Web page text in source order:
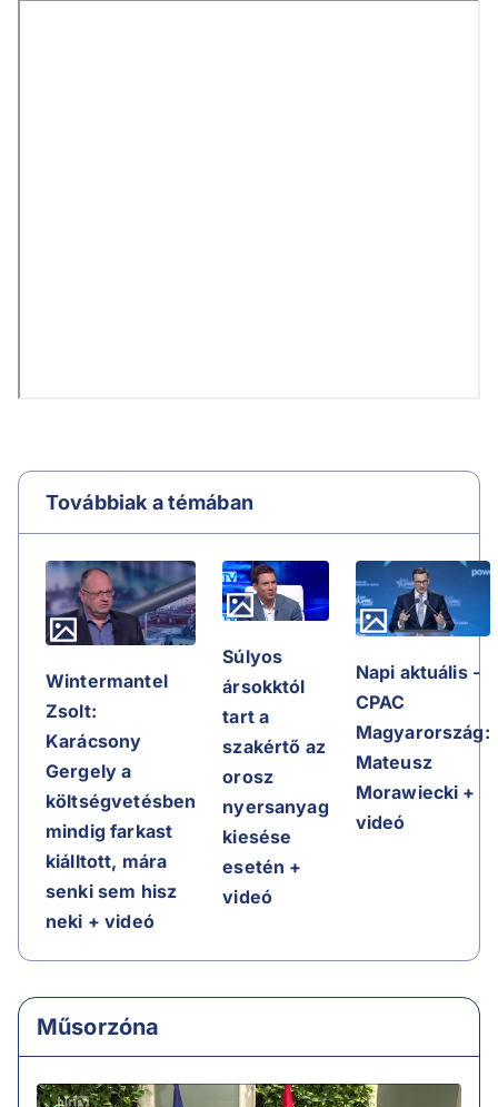
Továbbiak a témában
Wintermantel
Zsolt:
Karácsony
Gergely a
költségvetésben
mindig farkast
kiálltott, mára
senki sem hisz
neki + videó
Súlyos
ársokktól
tart a
szakértő az
orosz
nyersanyag
kiesése
esetén +
videó
Napi aktuális -
CPAC
Magyarország:
Mateusz
Morawiecki +
videó
Műsorzóna